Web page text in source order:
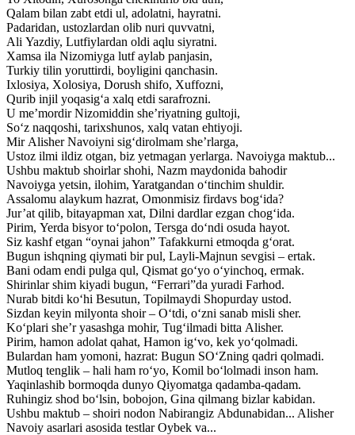
Qalam bilan zabt etdi ul, adolatni, hayratni.
Padaridan, ustozlardan olib nuri quvvatni,
Ali Yazdiy, Lutfiylardan oldi aqlu siyratni.
Xamsa ila Nizomiyga lutf aylab panjasin,
Turkiy tilin yoruttirdi, boyligini qanchasin.
Ixlosiya, Xolosiya, Dorush shifo, Xuffozni,
Qurib injil yoqasig‘a xalq etdi sarafrozni.
U me’mordir Nizomiddin she’riyatning gultoji,
So‘z naqqoshi, tarixshunos, xalq vatan ehtiyoji.
Mir Alisher Navoiyni sig‘dirolmam she’rlarga,
Ustoz ilmi ildiz otgan, biz yetmagan yerlarga. Navoiyga maktub...
Ushbu maktub shoirlar shohi, Nazm maydonida bahodir
Navoiyga yetsin, ilohim, Yaratgandan o‘tinchim shuldir.
Assalomu alaykum hazrat, Omonmisiz firdavs bog‘ida?
Jur’at qilib, bitayapman xat, Dilni dardlar ezgan chog‘ida.
Pirim, Yerda bisyor to‘polon, Tersga do‘ndi osuda hayot.
Siz kashf etgan “oynai jahon” Tafakkurni etmoqda g‘orat.
Bugun ishqning qiymati bir pul, Layli-Majnun sevgisi – ertak.
Bani odam endi pulga qul, Qismat go‘yo o‘yinchoq, ermak.
Shirinlar shim kiyadi bugun, “Ferrari”da yuradi Farhod.
Nurab bitdi ko‘hi Besutun, Topilmaydi Shopurday ustod.
Sizdan keyin milyonta shoir – O‘tdi, o‘zni sanab misli sher.
Ko‘plari she’r yasashga mohir, Tug‘ilmadi bitta Alisher.
Pirim, hamon adolat qahat, Hamon ig‘vo, kek yo‘qolmadi.
Bulardan ham yomoni, hazrat: Bugun SO‘Zning qadri qolmadi.
Mutloq tenglik – hali ham ro‘yo, Komil bo‘lolmadi inson ham.
Yaqinlashib bormoqda dunyo Qiyomatga qadamba-qadam.
Ruhingiz shod bo‘lsin, bobojon, Gina qilmang bizlar kabidan.
Ushbu maktub – shoiri nodon Nabirangiz Abdunabidan... Alisher
Navoiy asarlari asosida testlar Oybek va...